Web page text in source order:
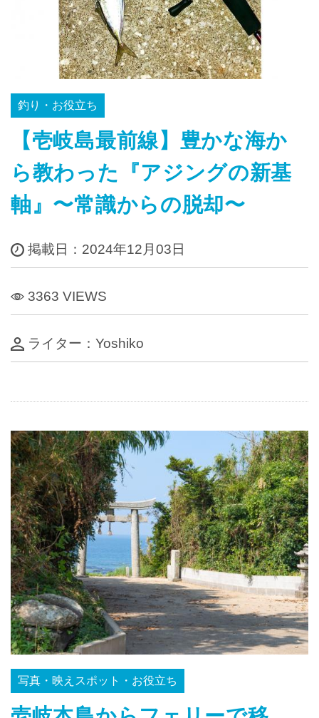
釣り・お役立ち
【壱岐島最前線】豊かな海か
ら教わった『アジングの新基
軸』〜常識からの脱却〜
掲載日：2024年12月03日
3363 VIEWS
ライター：Yoshiko
写真・映えスポット・お役立ち